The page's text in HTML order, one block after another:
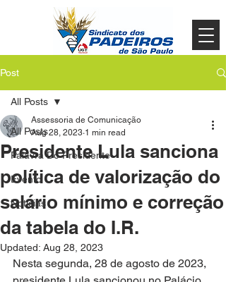
Post
All Posts
Palavra Do Presidente
Evento
Noticias
All Posts
Presidente Lula sanciona
política de valorização do
salário mínimo e correção
da tabela do I.R.
Assessoria de Comunicação
Aug 28, 2023 1 min read
Updated: Aug 28, 2023
Nesta segunda, 28 de agosto de 2023,